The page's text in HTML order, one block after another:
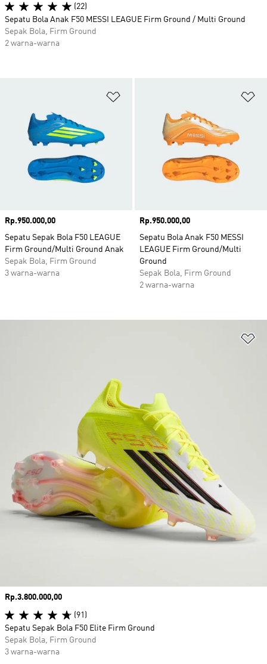
Harga
Rp.950.000,00
Sepatu Sepak Bola F50 LEAGUE
Firm Ground/Multi Ground Anak
Sepak Bola, Firm Ground
3 warna-warna
Harga
Rp.950.000,00
Sepatu Bola Anak F50 MESSI
LEAGUE Firm Ground/Multi
Ground
Sepak Bola, Firm Ground
2 warna-warna
Harga
Rp.3.800.000,00
(91)
Sepatu Sepak Bola F50 Elite Firm Ground
Sepak Bola, Firm Ground
3 warna-warna
(22)
Sepatu Bola Anak F50 MESSI LEAGUE Firm Ground / Multi Ground
Sepak Bola, Firm Ground
2 warna-warna